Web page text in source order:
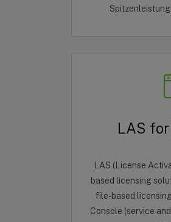
LAS
LAS (License
based licensing
file-based
Console (service